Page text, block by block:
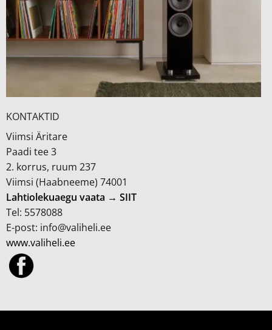
KONTAKTID
Viimsi Äritare
Paadi tee 3
2. korrus, ruum 237
Viimsi (Haabneeme) 74001
Lahtiolekuaegu vaata → SIIT
Tel: 5578088
E-post: info@valiheli.ee
www.valiheli.ee